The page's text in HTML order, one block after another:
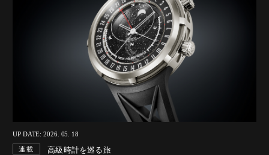
UP DATE: 2026. 05. 18
連載 高級時計を巡る旅